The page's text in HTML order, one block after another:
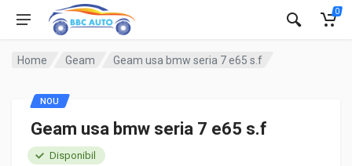
0
Home Geam Geam usa bmw seria 7 e65 s.f
Geam usa bmw seria 7 e65 s.f
Disponibil
NOU